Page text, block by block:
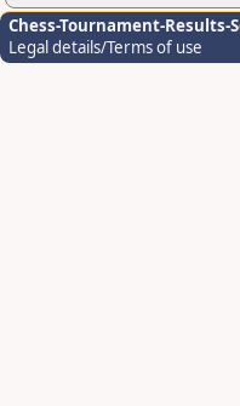
Chess-Tournament-Results-
Legal details/Terms of use